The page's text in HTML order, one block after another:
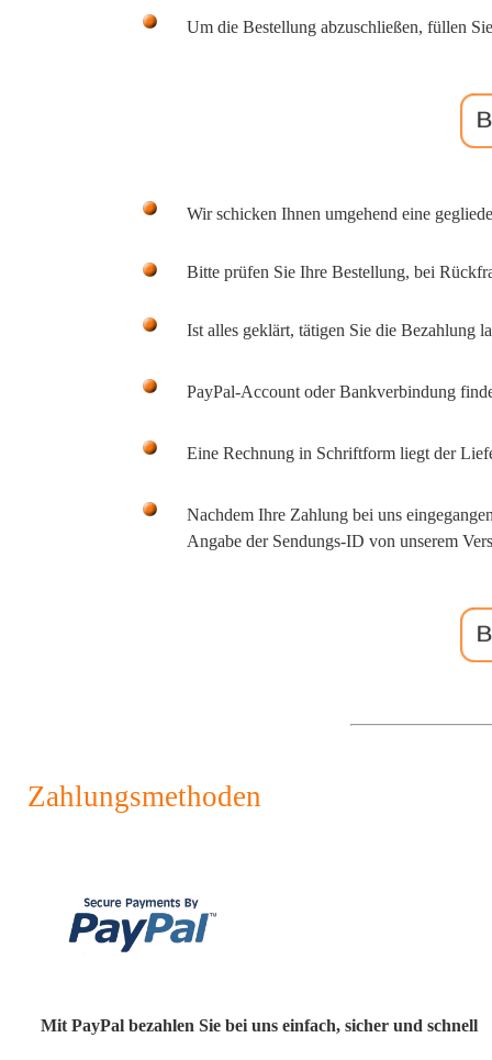
Um die Bestellung abzuschließen, füllen
Wir schicken Ihnen umgehend eine
Bitte prüfen Sie Ihre Bestellung, bei
Ist alles geklärt, tätigen Sie die Bezahlung
PayPal-Account oder Bankverbindung
Eine Rechnung in Schriftform liegt der
Nachdem Ihre Zahlung bei uns
Angabe der Sendungs-ID von unserem
Zahlungsmethoden
Mit PayPal bezahlen Sie bei uns einfach, sicher und schnell